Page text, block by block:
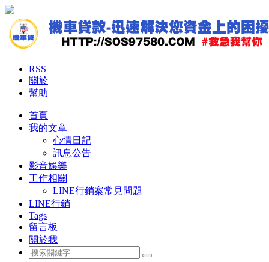
RSS
關於
幫助
首頁
我的文章
心情日記
訊息公告
影音娛樂
工作相關
LINE行銷案常見問題
LINE行銷
Tags
留言板
關於我